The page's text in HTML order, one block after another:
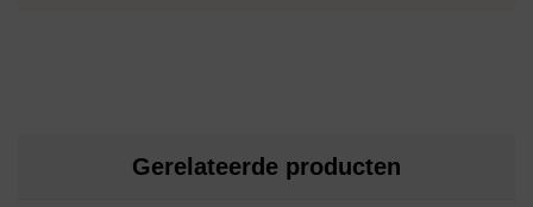
Gerelateerde producten